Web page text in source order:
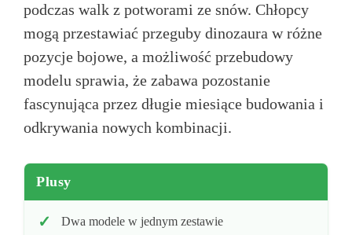
podczas walk z potworami ze snów. Chłopcy
mogą przestawiać przeguby dinozaura w różne
pozycje bojowe, a możliwość przebudowy
modelu sprawia, że zabawa pozostanie
fascynująca przez długie miesiące budowania i
odkrywania nowych kombinacji.
Plusy
Dwa modele w jednym zestawie